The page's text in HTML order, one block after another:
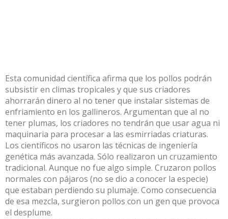
Esta comunidad científica afirma que los pollos podrán
subsistir en climas tropicales y que sus criadores
ahorrarán dinero al no tener que instalar sistemas de
enfriamiento en los gallineros. Argumentan que al no
tener plumas, los criadores no tendrán que usar agua ni
maquinaria para procesar a las esmirriadas criaturas.
Los científicos no usaron las técnicas de ingeniería
genética más avanzada. Sólo realizaron un cruzamiento
tradicional. Aunque no fue algo simple. Cruzaron pollos
normales con pájaros (no se dio a conocer la especie)
que estaban perdiendo su plumaje. Como consecuencia
de esa mezcla, surgieron pollos con un gen que provoca
el desplume.